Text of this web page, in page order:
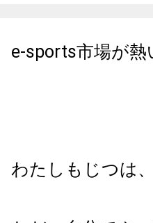
e-sports市場が熱
わたしもじつは